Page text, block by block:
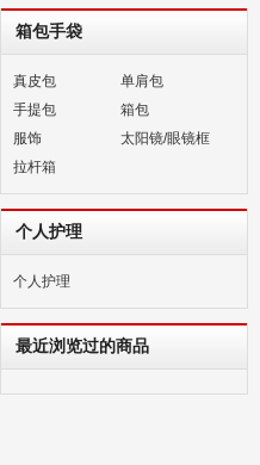
箱包手袋
真皮包
单肩包
手提包
箱包
服饰
太阳镜/眼镜框
拉杆箱
个人护理
个人护理
最近浏览过的商品